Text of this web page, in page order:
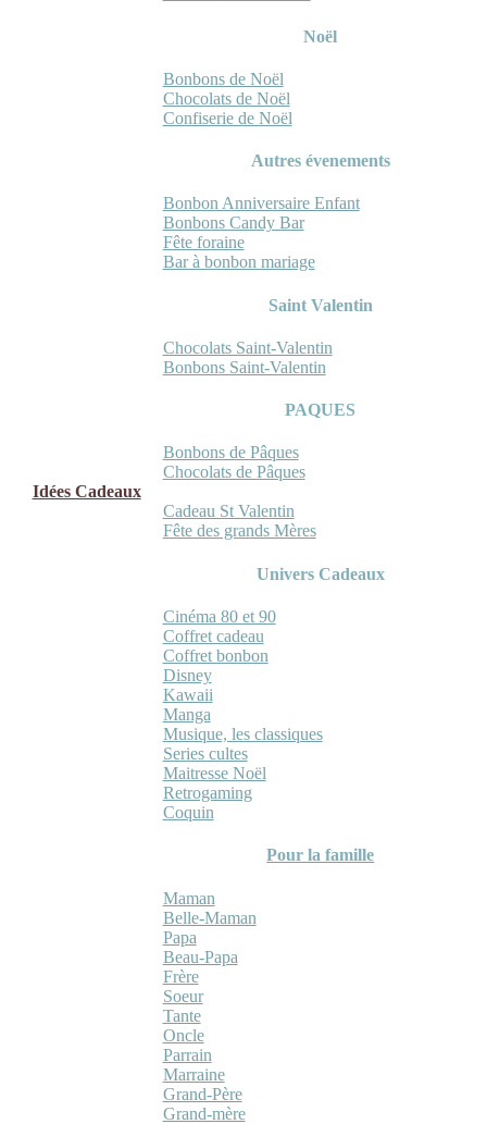
Noël
Bonbons de Noël
Chocolats de Noël
Confiserie de Noël
Autres évenements
Bonbon Anniversaire Enfant
Bonbons Candy Bar
Fête foraine
Bar à bonbon mariage
Saint Valentin
Chocolats Saint-Valentin
Bonbons Saint-Valentin
PAQUES
Bonbons de Pâques
Chocolats de Pâques
Idées Cadeaux
Cadeau St Valentin
Fête des grands Mères
Univers Cadeaux
Cinéma 80 et 90
Coffret cadeau
Coffret bonbon
Disney
Kawaii
Manga
Musique, les classiques
Series cultes
Maitresse Noël
Retrogaming
Coquin
Pour la famille
Maman
Belle-Maman
Papa
Beau-Papa
Frère
Soeur
Tante
Oncle
Parrain
Marraine
Grand-Père
Grand-mère